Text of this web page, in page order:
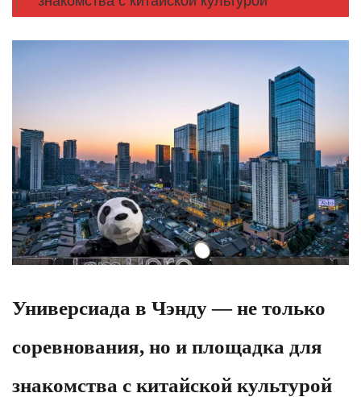
Универсиада в Чэнду — не только
соревнования, но и площадка для
знакомства с китайской культурой